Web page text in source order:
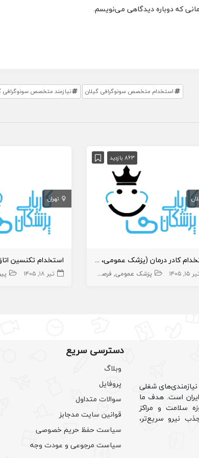
که دوباره دیدگاهی می‌نویسم.
استخدام متخصص سونوگرافی گیلان نیازمند متخصص سونوگرافی
863 بازدید
استخدام کادر درمان (پزشک عمومی، پرستار و ) در مجموعه گردشگری
تیر ۱۵, ۱۴۰۵ پزشک عمومی فرصت های کار بین المللی برای کادر درمان
تهران
استخدام تکنسین
تیر ۱۸, ۱۴۰۵
شغلی
ایران است. هدف ما
سلامت و مراکز
نیرو سریع‌تر،
دسترسی سریع
وبلاگ
پروفایل
سوالات متداول
قوانین سایت مدجابز
سیاست حفظ حریم خصوصی
سیاست مرجوعی و عودت وجه